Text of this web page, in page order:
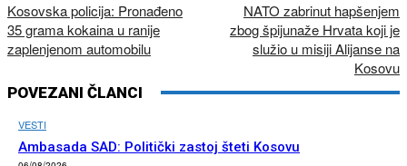
Kosovska policija: Pronađeno
35 grama kokaina u ranije
zaplenjenom automobilu
NATO zabrinut hapšenjem
zbog špijunaže Hrvata koji je
služio u misiji Alijanse na
Kosovu
POVEZANI ČLANCI
VESTI
Ambasada SAD: Politički zastoj šteti Kosovu